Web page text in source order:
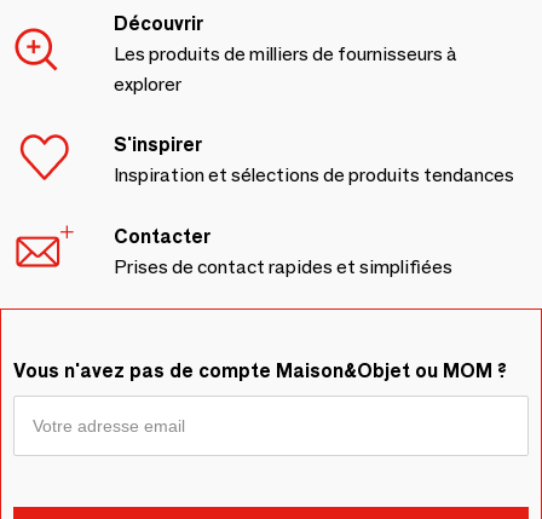
Découvrir
Les produits de milliers de fournisseurs à
explorer
S'inspirer
Inspiration et sélections de produits tendances
Contacter
Prises de contact rapides et simplifiées
Vous n'avez pas de compte Maison&Objet ou MOM ?